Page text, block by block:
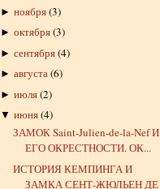
► ноября(3)
► октября(3)
► сентября(4)
► августа(6)
► июля(2)
▼ июня(4)
ЗАМОК Saint-Julien-de-la-Nef И
ЕГО ОКРЕСТНОСТИ. ОК...
ИСТОРИЯ КЕМПИНГА И
ЗАМКА СЕНТ-ЖЮЛЬЕН ДЕ